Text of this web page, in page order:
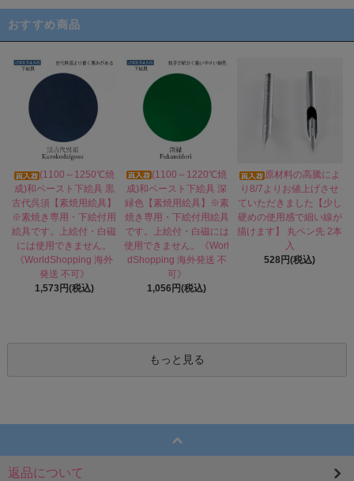
おすすめ商品
(1100～1250℃焼
成)和ペースト下絵具 黒
古代呉須【素焼用絵具】
※素焼き専用・下絵付用
絵具です。上絵付・白磁
には使用できません。
《WorldShopping 海外
発送 不可》
1,573円(税込)
(1100～1220℃焼
成)和ペースト下絵具 深
緑色【素焼用絵具】※素
焼き専用・下絵付用絵具
です。上絵付・白磁には
使用できません。《Worl
dShopping 海外発送 不
可》
1,056円(税込)
原材料の高騰によ
り8/7よりお値上げさせ
ていただきました【少し
硬めの使用感で細い線が
描けます】 丸ペン先 2本
入
528円(税込)
もっと見る
返品について